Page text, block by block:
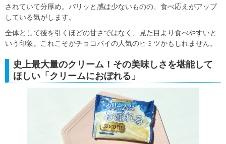
されていて分厚め。パリッと感は少ないものの、食べ応えがアップ
している気がします。
全体として後を引くほどの甘さではなく、見た目より食べやすいと
いう印象。これこそがチョコパイの人気のヒミツかもしれません。
史上最大量のクリーム！その美味しさを堪能して
ほしい「クリームにおぼれる」